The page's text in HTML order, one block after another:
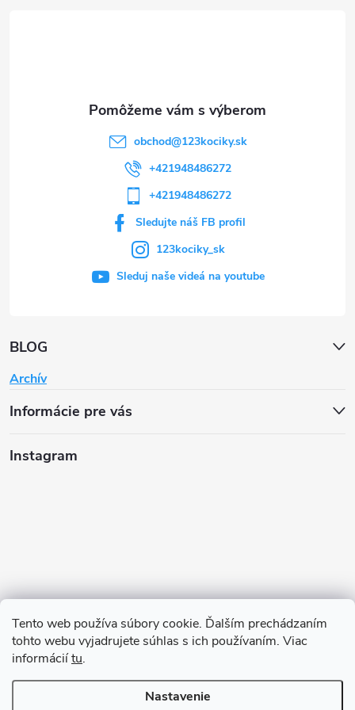
Tento web používa súbory cookie. Ďalším prechádzaním
tohto webu vyjadrujete súhlas s ich používaním. Viac
informáciítu.
Nastavenie
BLOG
Archív
Informácie pre vás
obchod@123kociky.sk
+421948486272
+421948486272
Sledujte náš FB profil
123kociky_sk
Sleduj naše videá na youtube
Instagram
Sledovať na Instagrame